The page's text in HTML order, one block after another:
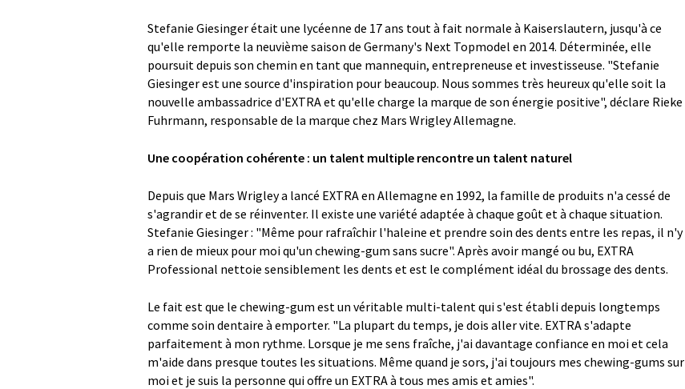
Stefanie Giesinger était une lycéenne de 17 ans tout à fait normale à Kaiserslautern, jusqu'à ce
qu'elle remporte la neuvième saison de Germany's Next Topmodel en 2014. Déterminée, elle
poursuit depuis son chemin en tant que mannequin, entrepreneuse et investisseuse. "Stefanie
Giesinger est une source d'inspiration pour beaucoup. Nous sommes très heureux qu'elle soit la
nouvelle ambassadrice d'EXTRA et qu'elle charge la marque de son énergie positive", déclare Rieke
Fuhrmann, responsable de la marque chez Mars Wrigley Allemagne.
Une coopération cohérente : un talent multiple rencontre un talent naturel
Depuis que Mars Wrigley a lancé EXTRA en Allemagne en 1992, la famille de produits n'a cessé de
s'agrandir et de se réinventer. Il existe une variété adaptée à chaque goût et à chaque situation.
Stefanie Giesinger : "Même pour rafraîchir l'haleine et prendre soin des dents entre les repas, il n'y
a rien de mieux pour moi qu'un chewing-gum sans sucre". Après avoir mangé ou bu, EXTRA
Professional nettoie sensiblement les dents et est le complément idéal du brossage des dents.
Le fait est que le chewing-gum est un véritable multi-talent qui s'est établi depuis longtemps
comme soin dentaire à emporter. "La plupart du temps, je dois aller vite. EXTRA s'adapte
parfaitement à mon rythme. Lorsque je me sens fraîche, j'ai davantage confiance en moi et cela
m'aide dans presque toutes les situations. Même quand je sors, j'ai toujours mes chewing-gums sur
moi et je suis la personne qui offre un EXTRA à tous mes amis et amies".